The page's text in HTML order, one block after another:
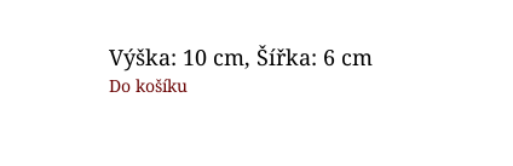
Výška: 10 cm, Šířka: 6 cm
Do košíku